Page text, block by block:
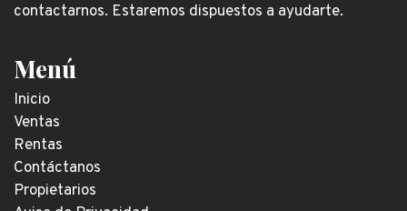
contactarnos. Estaremos dispuestos a ayudarte.
Menú
Inicio
Ventas
Rentas
Contáctanos
Propietarios